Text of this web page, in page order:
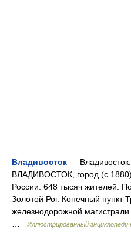
Владивосток —
ВЛАДИВОСТОК, город (с
России. 648 тысяч жителей.
Золотой Рог. Конечный пункт
железнодорожной
Иллюстрированный